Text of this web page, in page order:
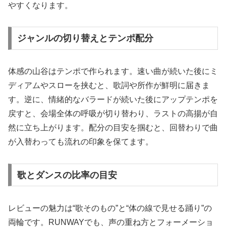
やすくなります。
ジャンルの切り替えとテンポ配分
体感の山谷はテンポで作られます。速い曲が続いた後にミ
ディアムやスローを挟むと、歌詞や所作が鮮明に届きま
す。逆に、情緒的なバラードが続いた後にアップテンポを
戻すと、会場全体の呼吸が切り替わり、ラストの高揚が自
然に立ち上がります。配分の目安を掴むと、回替わりで曲
が入替わっても流れの印象を保てます。
歌とダンスの比率の目安
レビューの魅力は“歌そのもの”と“体の線で見せる踊り”の
両輪です。RUNWAYでも、声の重ね方とフォーメーショ